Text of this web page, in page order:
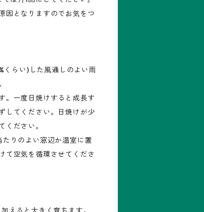
因となりますのでお気をつ
らい)した風通しのよい雨
。一度日焼けすると成長す
してください。日焼けが少
ください。
りのよい窓辺か温室に置
て空気を循環させてくださ